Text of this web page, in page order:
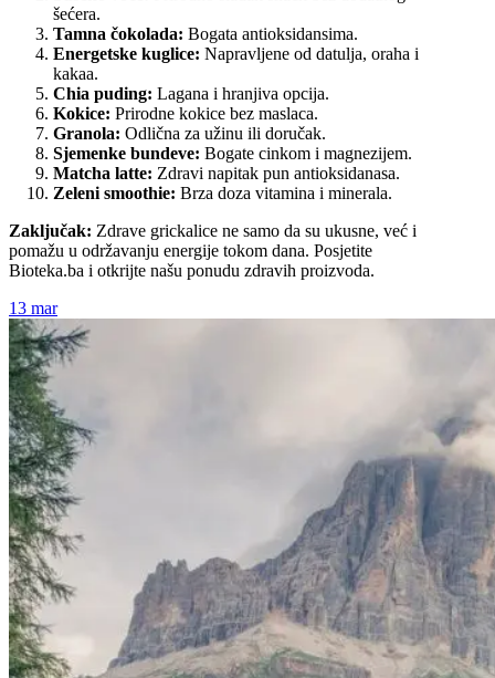
šećera.
Tamna čokolada: Bogata antioksidansima.
Energetske kuglice: Napravljene od datulja, oraha i
kakaa.
Chia puding: Lagana i hranjiva opcija.
Kokice: Prirodne kokice bez maslaca.
Granola: Odlična za užinu ili doručak.
Sjemenke bundeve: Bogate cinkom i magnezijem.
Matcha latte: Zdravi napitak pun antioksidanasa.
Zeleni smoothie: Brza doza vitamina i minerala.
Zaključak: Zdrave grickalice ne samo da su ukusne, već i
pomažu u održavanju energije tokom dana. Posjetite
Bioteka.ba i otkrijte našu ponudu zdravih proizvoda.
13 mar